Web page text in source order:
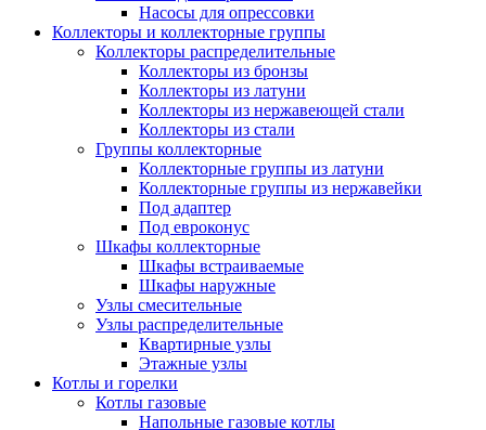
Насосы для опрессовки
Коллекторы и коллекторные группы
Коллекторы распределительные
Коллекторы из бронзы
Коллекторы из латуни
Коллекторы из нержавеющей стали
Коллекторы из стали
Группы коллекторные
Коллекторные группы из латуни
Коллекторные группы из нержавейки
Под адаптер
Под евроконус
Шкафы коллекторные
Шкафы встраиваемые
Шкафы наружные
Узлы смесительные
Узлы распределительные
Квартирные узлы
Этажные узлы
Котлы и горелки
Котлы газовые
Напольные газовые котлы